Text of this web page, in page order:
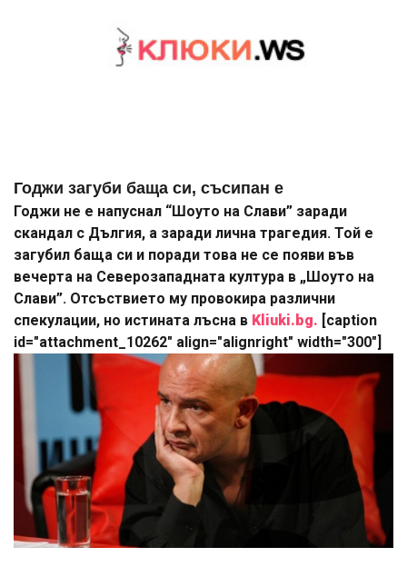
Годжи загуби баща си, съсипан е
Годжи не е напуснал “Шоуто на Слави” заради
скандал с Дългия, а заради лична трагедия. Той е
загубил баща си и поради това не се появи във
вечерта на Северозападната култура в „Шоуто на
Слави”. Отсъствието му провокира различни
спекулации, но истината лъсна в Kliuki.bg. [caption
id="attachment_10262" align="alignright" width="300"]